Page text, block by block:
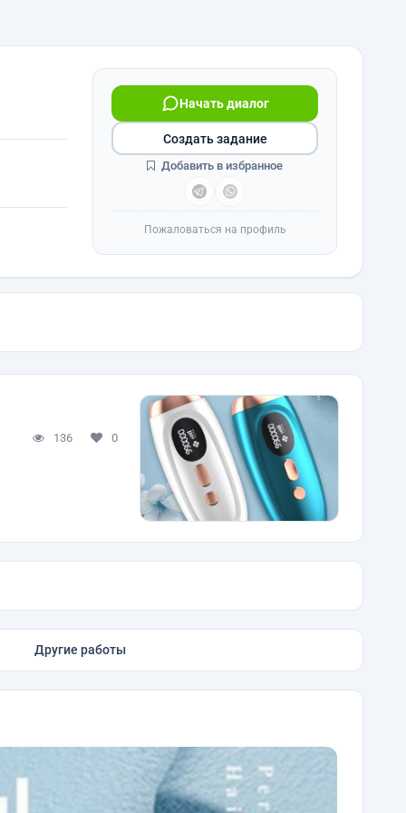
Начать диалог
Создать задание
Добавить в избранное
Пожаловаться на профиль
136 0
Другие работы